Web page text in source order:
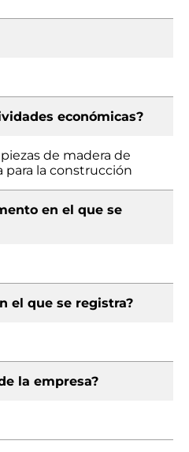
económicas?
de madera de
para la construcción
en el que se
el que se registra?
la empresa?